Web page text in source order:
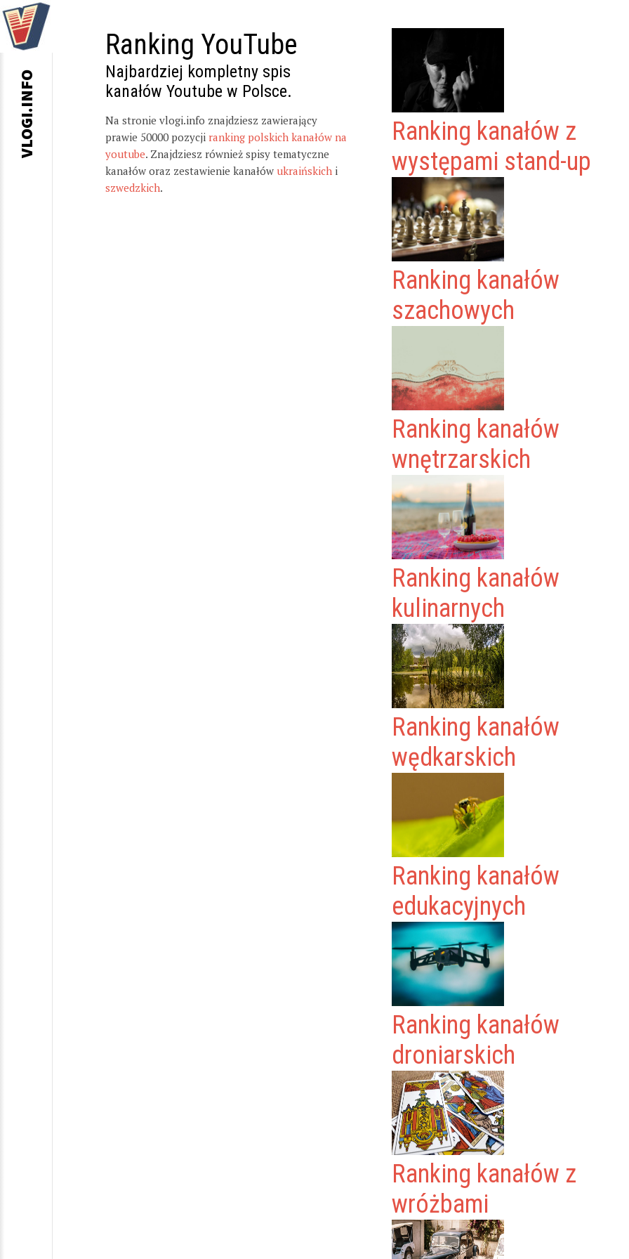
Ranking YouTube
Najbardziej kompletny spis
kanałów Youtube w Polsce.
Na stronie vlogi.info znajdziesz zawierający
prawie 50000 pozycji ranking polskich kanałów na
youtube. Znajdziesz również spisy tematyczne
kanałów oraz zestawienie kanałów ukraińskich i
szwedzkich.
Ranking kanałów z
występami stand-up
Ranking kanałów
szachowych
Ranking kanałów
wnętrzarskich
Ranking kanałów
kulinarnych
Ranking kanałów
wędkarskich
Ranking kanałów
edukacyjnych
Ranking kanałów
droniarskich
Ranking kanałów z
wróżbami
VLOGI.INFO